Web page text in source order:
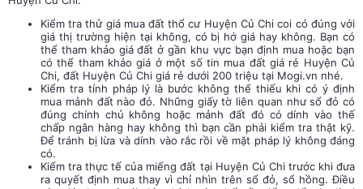
Kiểm tra thử giá mua đất thổ cư Huyện Củ Chi coi có đúng với
giá thị trường hiện tại không, có bị hớ giá hay không. Bạn có
thể tham khảo giá đất ở gần khu vực bạn định mua hoặc bạn
có thể tham khảo giá ở một số tin mua đất giá rẻ Huyện Củ
Chi, đất Huyện Củ Chi giá rẻ dưới 200 triệu tại Mogi.vn nhé.
Kiểm tra tính pháp lý là bước không thể thiếu khi có ý định
mua mảnh đất nào đó. Những giấy tờ liên quan như sổ đỏ có
đúng chính chủ không hoặc mảnh đất đó có dính vào thế
chấp ngân hàng hay không thì bạn cần phải kiểm tra thật kỹ.
Để tránh bị lừa và dính vào rắc rồi về mặt pháp lý không đáng
có.
Kiểm tra thực tế của miếng đất tại Huyện Củ Chi trước khi đưa
ra quyết định mua thay vì chỉ nhìn trên sổ đỏ, sổ hồng. Điều